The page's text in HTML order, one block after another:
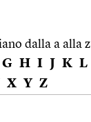
dalla a alla z
G H I J K L
X Y Z